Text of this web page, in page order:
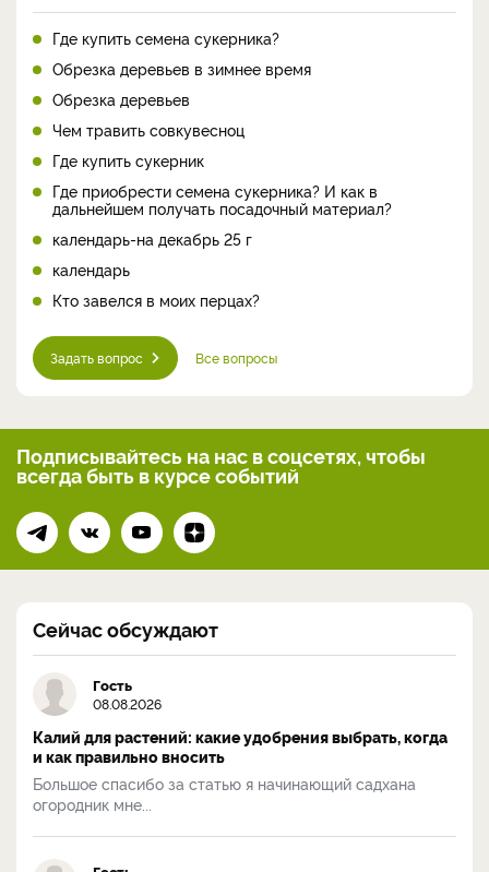
Где купить семена сукерника?
Обрезка деревьев в зимнее время
Обрезка деревьев
Чем травить совкувесноц
Где купить сукерник
Где приобрести семена сукерника? И как в
дальнейшем получать посадочный материал?
календарь-на декабрь 25 г
календарь
Кто завелся в моих перцах?
Задать вопрос Все вопросы
Подписывайтесь на нас в соцсетях, чтобы
всегдабыть в курсе событий
Сейчас обсуждают
Гость
08.08.2026
Калий для растений: какие удобрения выбрать, когда
и как правильно вносить
Большое спасибо за статью я начинающий садхана
огородник мне...